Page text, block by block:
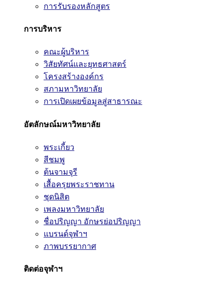
การรับรองหลักสูตร
การบริหาร
คณะผู้บริหาร
วิสัยทัศน์และยุทธศาสตร์
โครงสร้างองค์กร
สภามหาวิทยาลัย
การเปิดเผยข้อมูลสู่สาธารณะ
อัตลักษณ์มหาวิทยาลัย
พระเกี้ยว
สีชมพู
ต้นจามจุรี
เสื้อครุยพระราชทาน
ชุดนิสิต
เพลงมหาวิทยาลัย
ชื่อปริญญา อักษรย่อปริญญา
แบรนด์จุฬาฯ
ภาพบรรยากาศ
ติดต่อจุฬาฯ